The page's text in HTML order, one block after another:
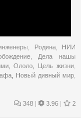
Родина, НИИ
, Дела нашы
,Ололо Цель жизни
, Новый дивный мир
348 | 3.96 | 2